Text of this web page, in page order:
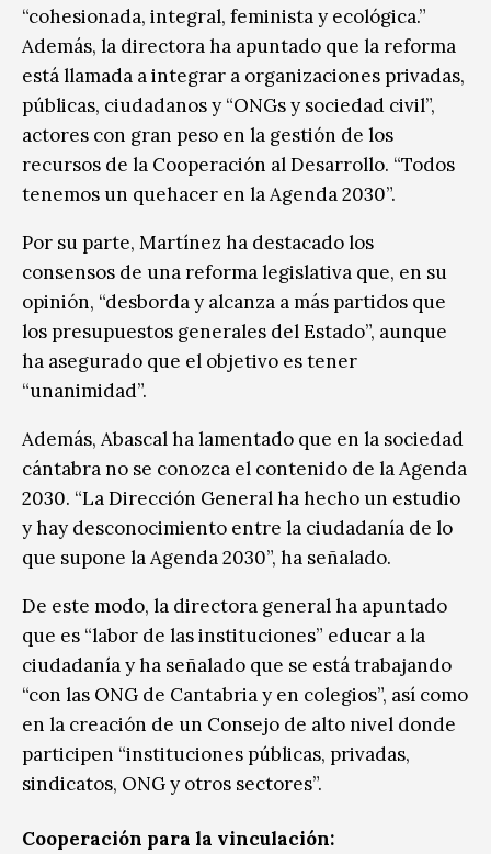
“cohesionada, integral, feminista y ecológica.”
Además, la directora ha apuntado que la reforma
está llamada a integrar a organizaciones privadas,
públicas, ciudadanos y “ONGs y sociedad civil”,
actores con gran peso en la gestión de los
recursos de la Cooperación al Desarrollo. “Todos
tenemos un quehacer en la Agenda 2030”.
Por su parte, Martínez ha destacado los
consensos de una reforma legislativa que, en su
opinión, “desborda y alcanza a más partidos que
los presupuestos generales del Estado”, aunque
ha asegurado que el objetivo es tener
“unanimidad”.
Además, Abascal ha lamentado que en la sociedad
cántabra no se conozca el contenido de la Agenda
2030. “La Dirección General ha hecho un estudio
y hay desconocimiento entre la ciudadanía de lo
que supone la Agenda 2030”, ha señalado.
De este modo, la directora general ha apuntado
que es “labor de las instituciones” educar a la
ciudadanía y ha señalado que se está trabajando
“con las ONG de Cantabria y en colegios”, así como
en la creación de un Consejo de alto nivel donde
participen “instituciones públicas, privadas,
sindicatos, ONG y otros sectores”.
Cooperación para la vinculación: